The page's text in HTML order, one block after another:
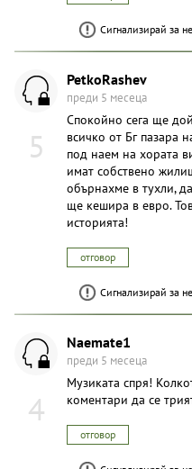
Сигнализирай за
5
PetkoRashev
преди 5 месеца
Спокойно сега ще
всичко от Бг пазара
под наем на хората
имат собствено
обърнахме в тухли,
ще кешира в евро.
историята!
отговор
Сигнализирай за
4
Naemate1
преди 5 месеца
Музиката спря!
коментари да се
отговор